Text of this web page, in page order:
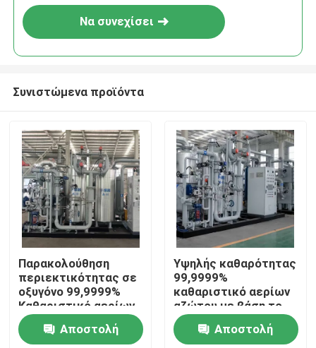
Σπίτι
Προϊόντα
Να συνεχίσει
Συνιστώμενα προϊόντα
Παρακολούθηση
περιεκτικότητας σε
οξυγόνο 99,9999%
Καθαριστικό αερίων
αζώτου με βάση το
υδρογόνοΑποστολή
Υψηλής καθαρότητας
99,9999%
καθαριστικό αερίων
αζώτου με βάση το
υδρογόνο
Αποστολή